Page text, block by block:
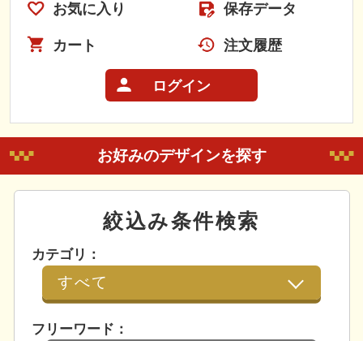
お気に入り 保存データ
カート 注文履歴
ログイン
お好みのデザインを探す
絞込み条件検索
カテゴリ：
フリーワード：